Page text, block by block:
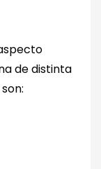
de distinta